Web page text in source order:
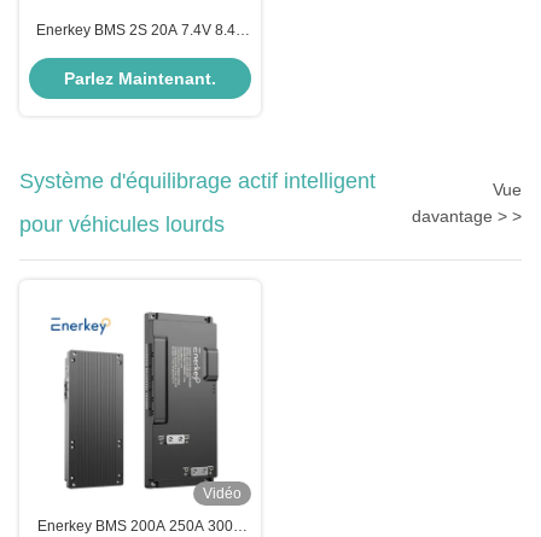
Enerkey BMS 2S 20A 7.4V 8.4V
Plaque de protection du chargeur
pour moto électrique
Parlez Maintenant.
Système d'équilibrage actif intelligent
pour véhicules lourds
Vue
davantage > >
Vidéo
Enerkey BMS 200A 250A 300A